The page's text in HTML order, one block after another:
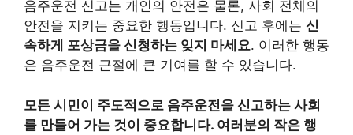
음주운전 신고는 개인의 안전은 물론, 사회 전체의
안전을 지키는 중요한 행동입니다. 신고 후에는 신
속하게 포상금을 신청하는 잊지 마세요. 이러한 행동
은 음주운전 근절에 큰 기여를 할 수 있습니다.
모든 시민이 주도적으로 음주운전을 신고하는 사회
를 만들어 가는 것이 중요합니다. 여러분의 작은 행